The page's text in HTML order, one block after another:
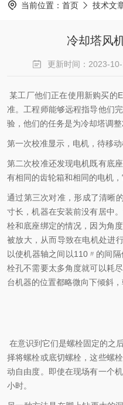
当前位置： 首页 技术文
冷却塔风
更新时间：2023-10-
某工厂他们正在使用新购买的
准。工程师能够远程指导他们
验，他们的任务是为冷却塔调整
第一次校准显示，电机，待移
第二次校准还发现电机既有底
有相同的齿轮箱和相同的电机，
通过第三次对准，形成了清晰
寸长，机器在安装前没有居中
栓和底座绑定的情况，因为角
被放大，从而导致在电机处进
以使机器轴之间以110〃的间
栓孔不需要太多角度就可以耗
台机器的位置都略微向下倾斜，
在意识到它们是螺栓固定的之
择将螺栓或底切螺栓，这些螺
动自由度。即使在现场有一个
小时。